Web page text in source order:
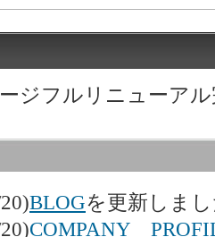
ジフルリニューア
BLOGを更新しま
COMPANY